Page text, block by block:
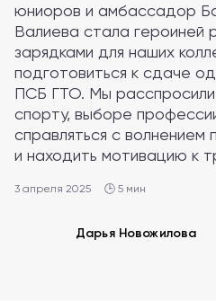
юниоров и амбассадор
Валиева стала героиней
зарядками для наших
подготовиться к сдаче
ПСБ ГТО. Мы расспросили
спорту, выборе
справляться с
и находить мотивацию к
3 апреля 2025 🕒 5 мин
Дарья Новожилова